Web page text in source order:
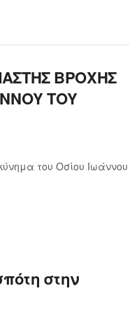
ΒΡΟΧΗΣ
ΤΟΥ
του Οσίου Ιωάννου
στην